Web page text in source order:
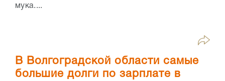
мука....
В Волгоградской области самые
большие долги по зарплате в